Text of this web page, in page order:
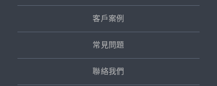
客戶案例
常見問題
聯絡我們